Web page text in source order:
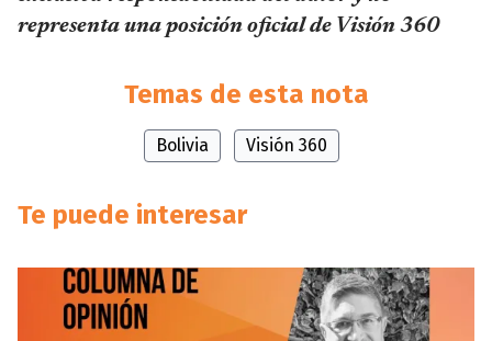
representa una posición oficial de Visión 360
Temas de esta nota
Bolivia Visión 360
Te puede interesar